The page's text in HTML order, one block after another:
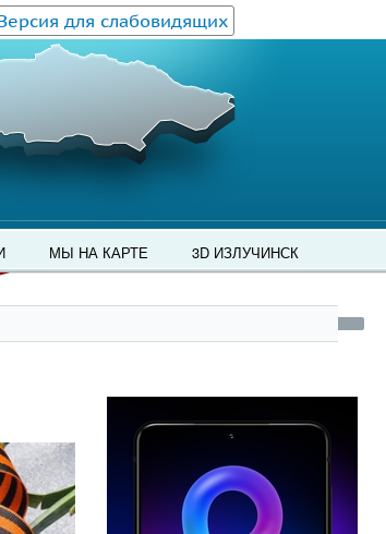
для слабовидящих
МЫ НА КАРТЕ 3D ИЗЛУЧИНСК